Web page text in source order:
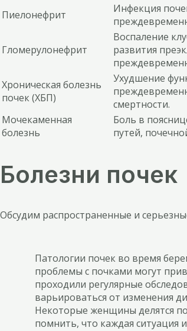
Пиелонефрит
Инфекция
Гломерулонефрит
Воспаление
развития
Хроническая болезнь
почек (ХБП)
Ухудшение
смертности.
Мочекаменная
болезнь
Боль в
путей,
Болезни почек
Обсудим распространенные и
Патологии почек во время
проблемы с почками могут
проходили регулярные
варьироваться от изменения
Некоторые женщины делятся
помнить, что каждая ситуация